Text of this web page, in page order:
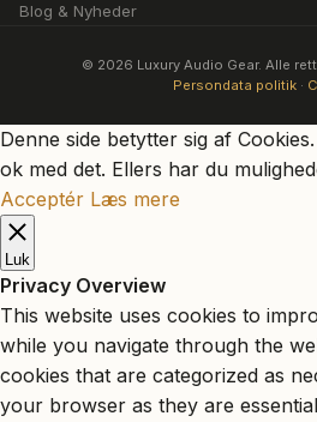
Blog & Nyheder
© 2026 Luxury Audio Gear. Alle
Persondata politik ·
Denne side betytter sig af
ok med det. Ellers har du
Acceptér Læs mere
Luk
Privacy Overview
This website uses cookies to
while you navigate through the
cookies that are categorized as
your browser as they are